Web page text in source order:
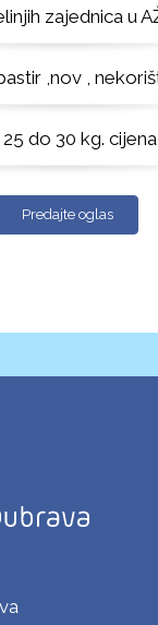
zajednica u
,nov ,
do 30 kg.
Predajte oglas